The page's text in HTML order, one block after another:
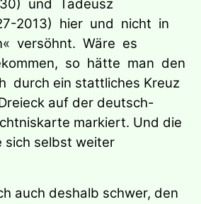
und Tadeusz
2013) hier und nicht in
versöhnt. Wäre es
so hätte man den
durch ein stattliches Kreuz
auf der deutsch-
markiert. Und die
sich selbst weiter
auch deshalb schwer, den